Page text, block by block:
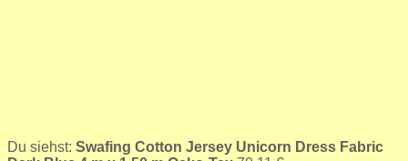
Du siehst: Swafing Cotton Jersey Unicorn Dress Fabric